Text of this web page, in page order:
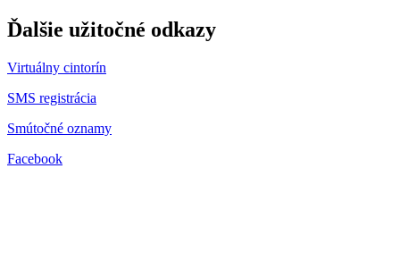
Ďalšie užitočné odkazy
Virtuálny cintorín
SMS registrácia
Smútočné oznamy
Facebook